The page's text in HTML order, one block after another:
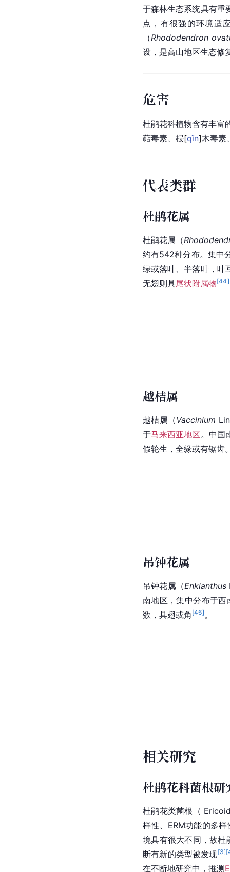
于森林生态系统具有重
点，有很强的环境适
（Rhododendron
设，是高山地区生态修
危害
杜鹃花科植物含有丰富
萜毒素、 梫[qǐn]木毒素
代表类群
杜鹃花属
杜鹃花属 （
约有542种分布。集中
绿或落叶、半落叶，叶
无翅则具尾状附属物[44]
越桔属
越桔属 （Vaccinium
于马来西亚地区。中国
假轮生，全缘或有锯齿
吊钟花属
吊钟花属 （Enkianthus
南地区，集中分布于
数，具翅或角 [46] 。
相关研究
杜鹃花科菌根研
杜鹃花类菌根（
样性、ERM功能的多
境具有很大不同，故杜
断有新的类型被发现[3][
在不断地研究中，推测